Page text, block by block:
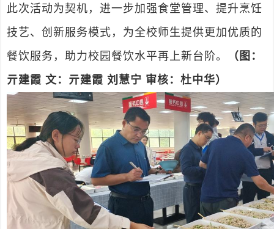
此次活动为契机，进一步加强食堂管理、提升烹饪
技艺、创新服务模式，为全校师生提供更加优质的
餐饮服务，助力校园餐饮水平再上新台阶。
（图：
亓建霞 文：亓建霞 刘慧宁 审核：杜中华）